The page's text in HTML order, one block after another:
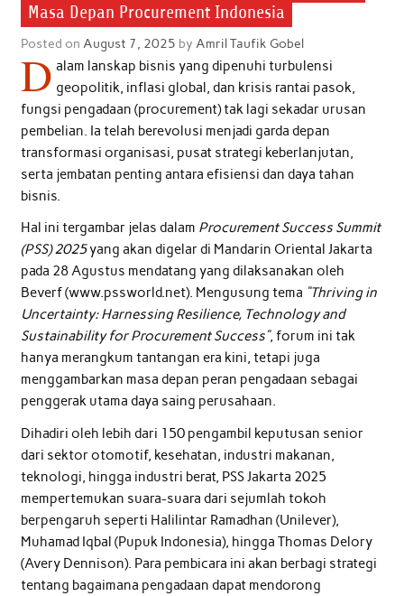
Masa Depan Procurement Indonesia
Posted on August 7, 2025 by Amril Taufik Gobel
D alam lanskap bisnis yang dipenuhi turbulensi
geopolitik, inflasi global, dan krisis rantai pasok,
fungsi pengadaan (procurement) tak lagi sekadar urusan
pembelian. Ia telah berevolusi menjadi garda depan
transformasi organisasi, pusat strategi keberlanjutan,
serta jembatan penting antara efisiensi dan daya tahan
bisnis.
Hal ini tergambar jelas dalam Procurement Success Summit
(PSS) 2025yang akan digelar di Mandarin Oriental Jakarta
pada 28 Agustus mendatang yang dilaksanakan oleh
Beverf (www.pssworld.net). Mengusung tema “Thriving in
Uncertainty: Harnessing Resilience, Technology and
Sustainability for Procurement Success”, forum ini tak
hanya merangkum tantangan era kini, tetapi juga
menggambarkan masa depan peran pengadaan sebagai
penggerak utama daya saing perusahaan.
Dihadiri oleh lebih dari 150 pengambil keputusan senior
dari sektor otomotif, kesehatan, industri makanan,
teknologi, hingga industri berat, PSS Jakarta 2025
mempertemukan suara-suara dari sejumlah tokoh
berpengaruh seperti Halilintar Ramadhan (Unilever),
Muhamad Iqbal (Pupuk Indonesia), hingga Thomas Delory
(Avery Dennison). Para pembicara ini akan berbagi strategi
tentang bagaimana pengadaan dapat mendorong